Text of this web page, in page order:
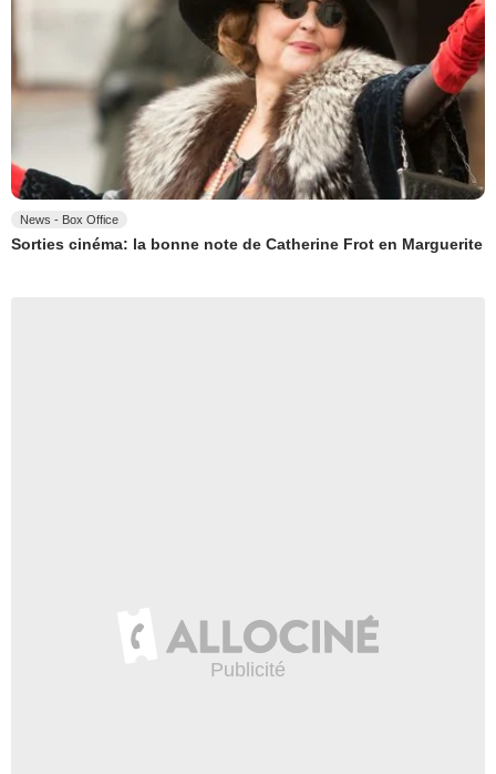
News - Box Office
Sorties cinéma: la bonne note de Catherine Frot en Marguerite